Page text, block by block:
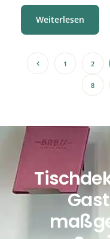
Weiterlesen
1 2
8